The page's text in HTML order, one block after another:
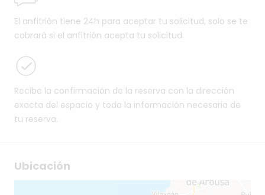
El anfitrión tiene 24h para aceptar tu solicitud, solo se te
cobrará si el anfitrión acepta tu solicitud.
Recibe la confirmación de la reserva con la dirección
exacta del espacio y toda la información necesaria de
tu reserva.
Ubicación